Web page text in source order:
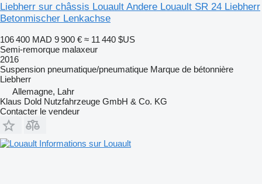
Liebherr sur châssis Louault Andere Louault SR 24 Liebherr
Betonmischer Lenkachse
106 400 MAD 9 900 € ≈ 11 440 $US
Semi-remorque malaxeur
2016
Suspension pneumatique/pneumatique Marque de bétonnière
Liebherr
Allemagne, Lahr
Klaus Dold Nutzfahrzeuge GmbH & Co. KG
Contacter le vendeur
Informations sur Louault